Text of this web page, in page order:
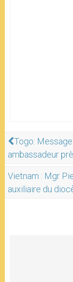
Togo:
ambassadeur
Vietnam : Mgr
auxiliaire du